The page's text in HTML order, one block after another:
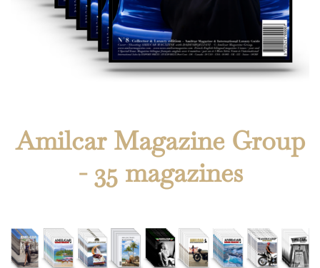
Amilcar Magazine Group
- 35 magazines